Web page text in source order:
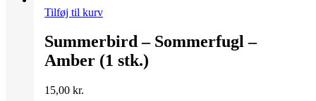
Tilføj til kurv
Summerbird – Sommerfugl –
Amber (1 stk.)
15,00 kr.